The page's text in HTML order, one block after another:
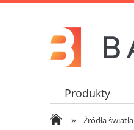
Produkty
» Źródła światła